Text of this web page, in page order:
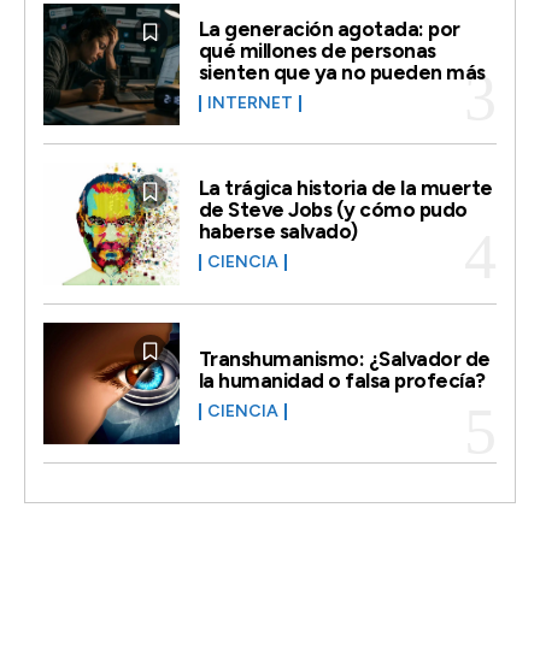
La generación agotada: por
qué millones de personas
sienten que ya no pueden más
INTERNET
La trágica historia de la muerte
de Steve Jobs (y cómo pudo
haberse salvado)
CIENCIA
Transhumanismo: ¿Salvador de
la humanidad o falsa profecía?
CIENCIA